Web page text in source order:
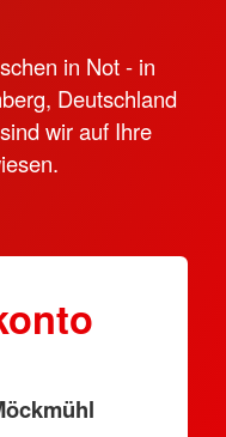
in Not - in
Deutschland
wir auf Ihre